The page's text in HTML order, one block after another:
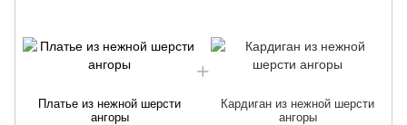
Платье из нежной шерсти
ангоры
Кардиган из нежной шерсти
ангоры